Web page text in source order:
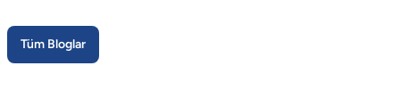
Tüm Bloglar